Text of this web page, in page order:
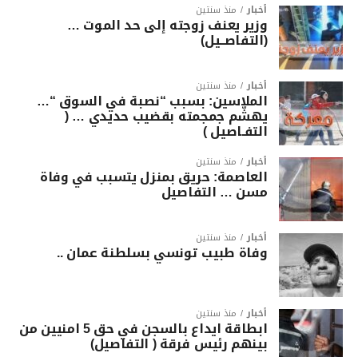
أخبار منذ سنتين
وزير يعنف زوجته إلى حد الموت …
(التفاصــيل)
أخبار منذ سنتين
الملاسين: بسبب “نصبة في السوق “…
يهشّم جمجمته بقضيب حديدي … (
التفـاصيل )
أخبار منذ سنتين
العاصمة: حريق بمنزل يتسبب في وفاة
مسن … التفاصيل
أخبار منذ سنتين
وفاة طبيب تونسي بسلطنة عمان ..
أخبار منذ سنتين
ابطاقة ايداع بالسجن في حق 5 امنيين من
بينهم رئيس فرقة ( التفاصيل)